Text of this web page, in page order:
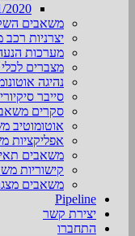
2020
משאבים
יצרניות
מערכות
מצברים
נהיגה
סייבר
סקרים
אוטומוטיב
אפליקציות
משאבים
קישוריות
משאבים
Pipeline
יצירת קשר
התחברו